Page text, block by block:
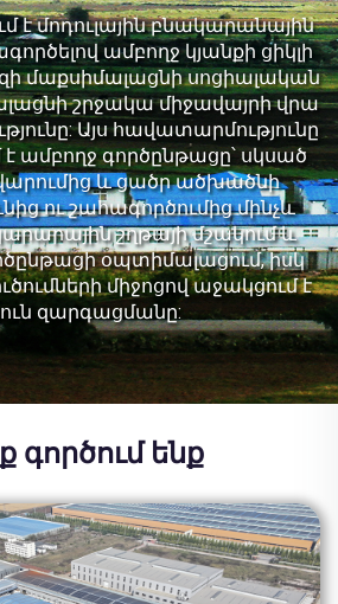
է մոդուլային բնակարանային
ամբողջ կյանքի ցիկլի
մաքսիմալացնի սոցիալական
շրջակա միջավայրի վրա
Այս հավատարմությունը
ամբողջ գործընթացը՝ սկսած
և ցածր ածխածնի
ու շահագործումից մինչև
շղթայի մշակում և
օպտիմալացում, իսկ
միջոցով աջակցում է
զարգացմանը:
գործում ենք